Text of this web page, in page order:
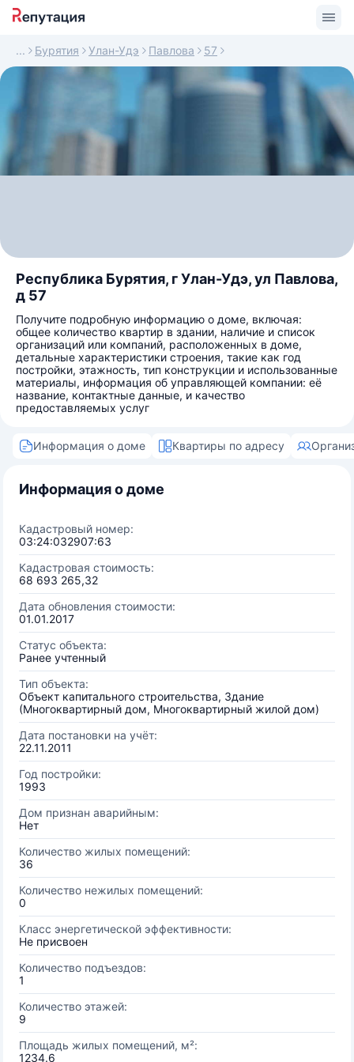
Бурятия Улан-Удэ Павлова 57
Республика Бурятия, г Улан-Удэ, ул Павлова,
д 57
Получите подробную информацию о доме, включая:
общее количество квартир в здании, наличие и список
организаций или компаний, расположенных в доме,
детальные характеристики строения, такие как год
постройки, этажность, тип конструкции и использованные
материалы, информация об управляющей компании: её
название, контактные данные, и качество
предоставляемых услуг
Информация о доме Квартиры по адресу
Информация о доме
Кадастровый номер:
03:24:032907:63
Кадастровая стоимость:
68 693 265,32
Дата обновления стоимости:
01.01.2017
Статус объекта:
Ранее учтенный
Тип объекта:
Объект капитального строительства, Здание
(Многоквартирный дом, Многоквартирный жилой дом)
Дата постановки на учёт:
22.11.2011
Год постройки:
1993
Дом признан аварийным:
Нет
Количество жилых помещений:
36
Количество нежилых помещений:
0
Класс энергетической эффективности:
Не присвоен
Количество подъездов:
1
Количество этажей:
9
Площадь жилых помещений, м²:
1234.6